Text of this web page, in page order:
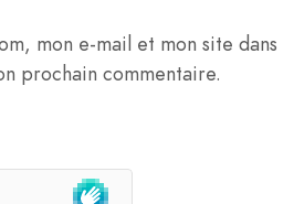
mon e-mail et mon site dans
prochain commentaire.